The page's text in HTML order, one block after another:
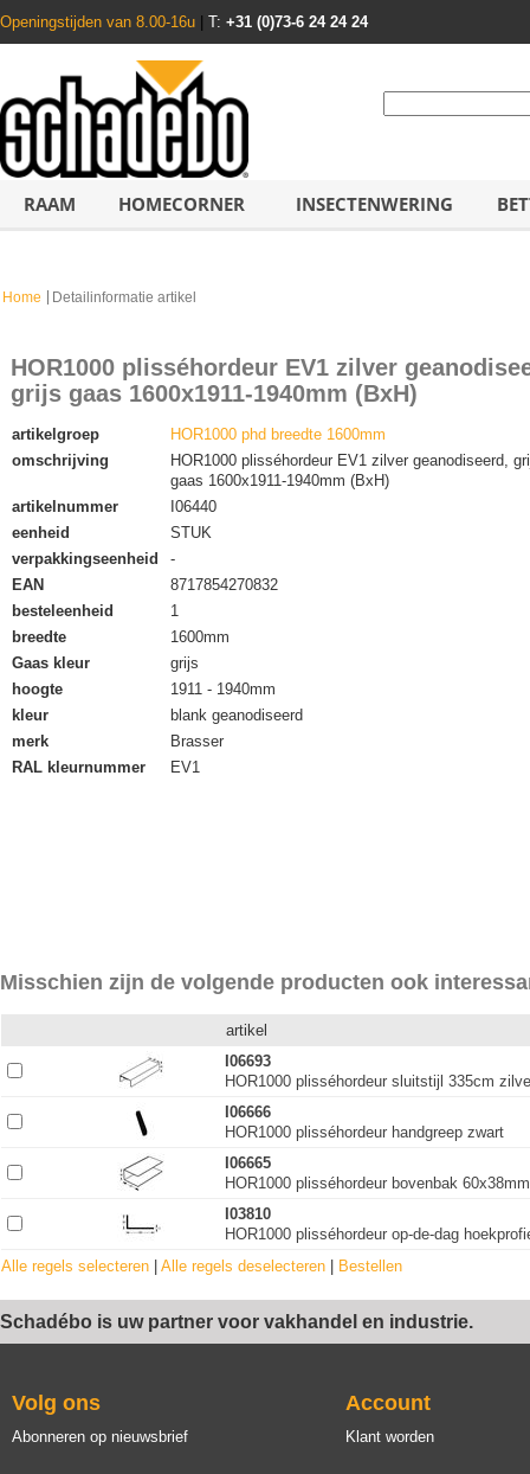
Openingstijden van 8.00-16u T: +31 (0)73-6 24 24 24
RAAM HOMECORNER INSECTENWERING
Home Detailinformatie artikel
HOR1000 plisséhordeur EV1 zilver
grijs gaas 1600x1911-1940mm (BxH)
artikelgroep
HOR1000 phd breedte 1600mm
omschrijving
HOR1000 plisséhordeur EV1 zilver geanodiseerd,
gaas 1600x1911-1940mm (BxH)
artikelnummer
I06440
eenheid
STUK
verpakkingseenheid
-
EAN
8717854270832
besteleenheid
1
breedte
1600mm
Gaas kleur
grijs
hoogte
1911 - 1940mm
kleur
blank geanodiseerd
merk
Brasser
RAL kleurnummer
EV1
Misschien zijn de volgende producten ook
artikel
I06693
HOR1000 plisséhordeur sluitstijl 335cm
I06666
HOR1000 plisséhordeur handgreep zwart
I06665
HOR1000 plisséhordeur bovenbak
I03810
HOR1000 plisséhordeur op-de-dag
Alle regels selecteren
Alle regels deselecteren Bestellen
Schadébo is uw partner voor vakhandel en industrie.
Volg ons
Abonneren op nieuwsbrief
Account
Klant worden